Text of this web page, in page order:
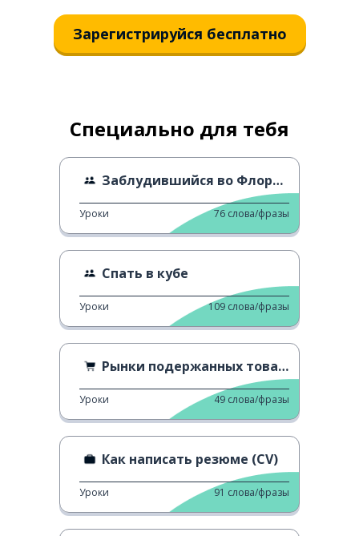
Зарегистрируйся бесплатно
Специально для тебя
Заблудившийся во Флоренции
Уроки 76 слова/фразы
Спать в кубе
Уроки 109 слова/фразы
Рынки подержанных товаров
Уроки 49 слова/фразы
Как написать резюме (CV)
Уроки 91 слова/фразы